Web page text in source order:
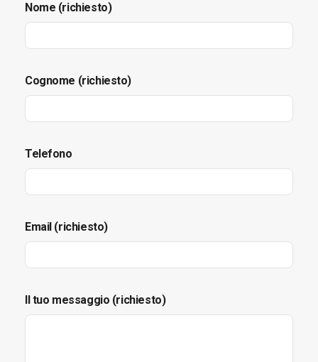
Nome (richiesto)
Cognome (richiesto)
Telefono
Email (richiesto)
Il tuo messaggio (richiesto)